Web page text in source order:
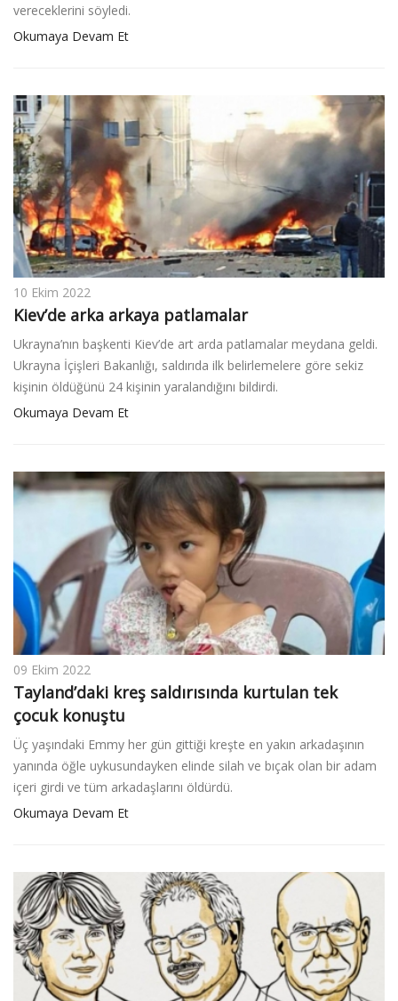
vereceklerini söyledi.
Okumaya Devam Et
10 Ekim 2022
Kiev’de arka arkaya patlamalar
Ukrayna’nın başkenti Kiev’de art arda patlamalar meydana geldi.
Ukrayna İçişleri Bakanlığı, saldırıda ilk belirlemelere göre sekiz
kişinin öldüğünü 24 kişinin yaralandığını bildirdi.
Okumaya Devam Et
09 Ekim 2022
Tayland’daki kreş saldırısında kurtulan tek
çocuk konuştu
Üç yaşındaki Emmy her gün gittiği kreşte en yakın arkadaşının
yanında öğle uykusundayken elinde silah ve bıçak olan bir adam
içeri girdi ve tüm arkadaşlarını öldürdü.
Okumaya Devam Et